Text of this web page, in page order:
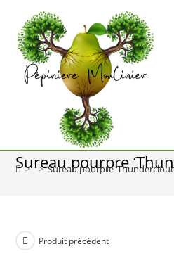
content
Sureau pourpre
> > Sureau pourpre
Produit précédent